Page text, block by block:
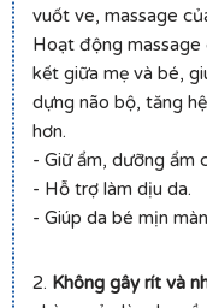
vuốt ve, massage
Hoạt động massage
kết giữa mẹ và bé,
dựng não bộ, tăng
hơn.
- Giữ ẩm, dưỡng ẩm
- Hỗ trợ làm dịu da.
- Giúp da bé mịn
2. Không gây rít và